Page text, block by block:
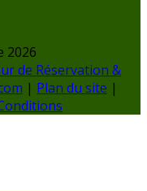
2026
de Réservation &
| Plan du site |